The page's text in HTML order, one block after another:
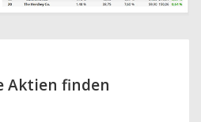
Aktien finden